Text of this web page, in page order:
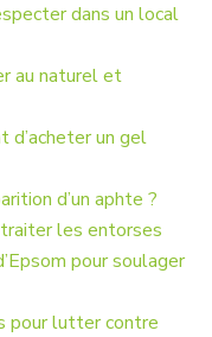
dans un local
au naturel et
d’acheter un gel
d’un aphte ?
les entorses
pour soulager
pour lutter contre